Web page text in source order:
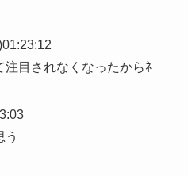
目されなくなったからﾈ
う